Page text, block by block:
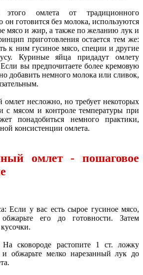
этого омлета от традиционного
он готовится без молока, используются
мясо и жир, а также по желанию лук и
приготовления остается тем же:
к ним гусиное мясо, специи и другие
Куриные яйца придадут омлету
вы предпочитаете более кремовую
добавить немного молока или сливок,
омлет несложно, но требует некоторых
с мясом и контроле температуры при
понадобиться немного практики,
консистенции омлета.
омлет - пошаговое
Если у вас есть сырое гусиное мясо,
его до готовности. Затем
сковороде растопите 1 ст. ложку
обжарьте мелко нарезанный лук до